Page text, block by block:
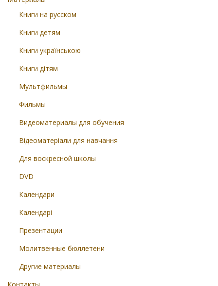
Книги на русском
Книги детям
Книги українською
Книги дітям
Мультфильмы
Фильмы
Видеоматериалы для обучения
Відеоматеріали для навчання
Для воскресной школы
DVD
Календари
Календарі
Презентации
Молитвенные бюллетени
Другие материалы